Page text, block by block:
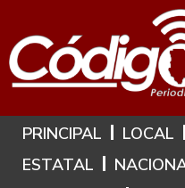
Hoy es: 7
PRINCIPAL LOCAL
ESTATAL